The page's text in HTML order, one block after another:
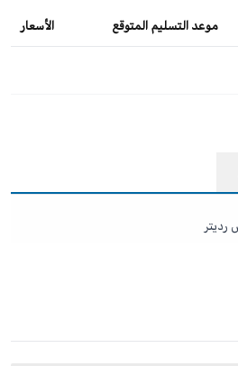
موعد التسليم المتوقع الأسعار